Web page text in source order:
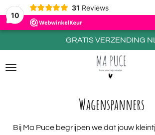
10
31 Reviews
GRATIS VERZENDING
Wagenspanners
Bij Ma Puce begrijpen we dat jouw